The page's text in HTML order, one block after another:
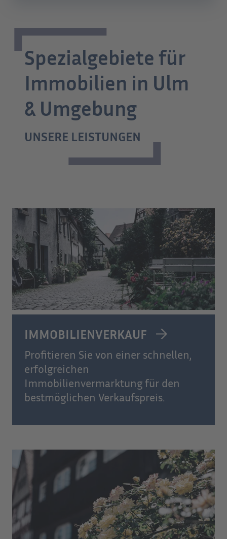
Spezialgebiete für
Immobilien in Ulm
& Umgebung
UNSERE LEISTUNGEN
IMMOBILIENVERKAUF
Profitieren Sie von einer schnellen,
erfolgreichen
Immobilienvermarktung für den
bestmöglichen Verkaufspreis.